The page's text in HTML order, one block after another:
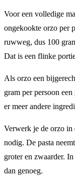
Voor een volledige
ongekookte orzo per
ruwweg, dus 100
Dat is een flinke
Als orzo een
gram per persoon
er meer andere
Verwerk je de orzo in
nodig. De pasta
groter en zwaarder.
dan genoeg.